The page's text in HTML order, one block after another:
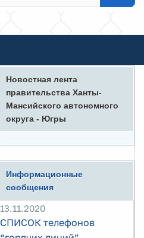
Новостная лента
правительства Ханты-
Мансийского автономного
округа - Югры
Информационные
сообщения
13.11.2020
СПИСОК телефонов